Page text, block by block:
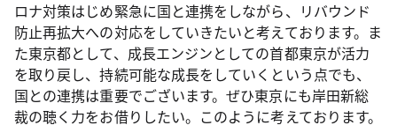
ロナ対策はじめ緊急に国と連携をしながら、リバウンド
防止再拡大への対応をしていきたいと考えております。ま
た東京都として、成長エンジンとしての首都東京が活力
を取り戻し、持続可能な成長をしていくという点でも、
国との連携は重要でございます。ぜひ東京にも岸田新総
裁の聴く力をお借りしたい。このように考えております。